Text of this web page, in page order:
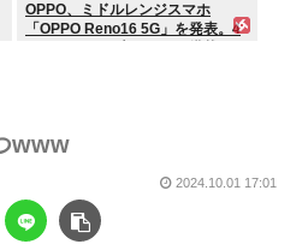
OPPO、ミドルレンジスマホ
「OPPO Reno16 5G」を発表。4
www
2024.10.01 17:01